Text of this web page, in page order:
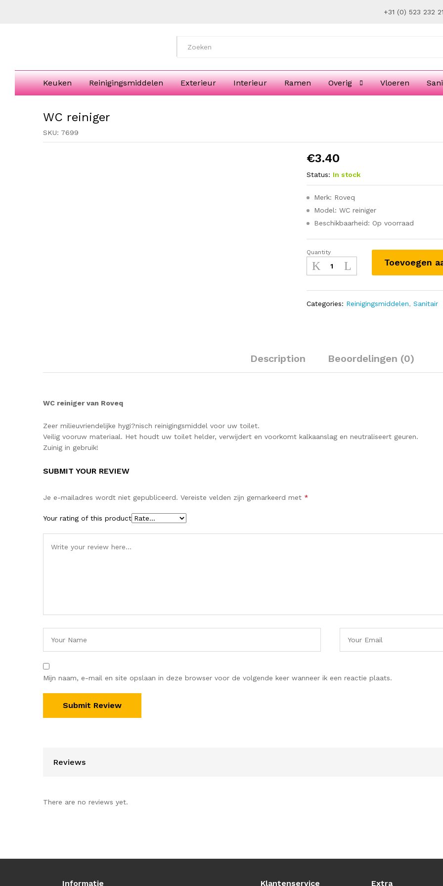
+31 (0) 523 232
Keuken Reinigingsmiddelen Exterieur Interieur Ramen Overig Vloeren
WC reiniger
SKU: 7699
€3.40
Status: In stock
Merk: Roveq
Model: WC reiniger
Beschikbaarheid: Op voorraad
WC
reiniger
quantity
Quantity
Toevoegen
Categories: Reinigingsmiddelen,Sanitair
Description Beoordelingen (0)
WC reiniger van Roveq
Zeer milieuvriendelijke hygi?nisch reinigingsmiddel voor uw toilet.
Veilig vooruw materiaal. Het houdt uw toilet helder, verwijdert en voorkomt kalkaanslag en neutraliseert geuren.
Zuinig in gebruik!
SUBMIT YOUR REVIEW
Je e-mailadres wordt niet gepubliceerd. Vereiste velden zijn gemarkeerd met *
Your rating of this product
Mijn naam, e-mail en site opslaan in deze browser voor de volgende keer wanneer ik een reactie plaats.
Reviews
There are no reviews yet.
Informatie Klantenservice Extra